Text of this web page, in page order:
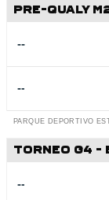
PRE-QUALY
--
--
PARQUE DEPORTIVO
TORNEO G4 -
--